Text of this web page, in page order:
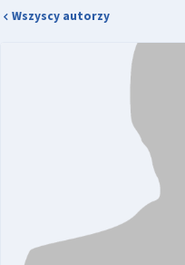
Wszyscy autorzy